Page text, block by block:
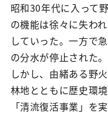
昭和30年代に入って
の機能は徐々に失わ
していった。一方で
の分水が停止された。
しかし、由緒ある野
林地とともに歴史環
「清流復活事業」を